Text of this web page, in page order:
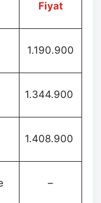
Fiyat
1.190.900
1.344.900
1.408.900
–